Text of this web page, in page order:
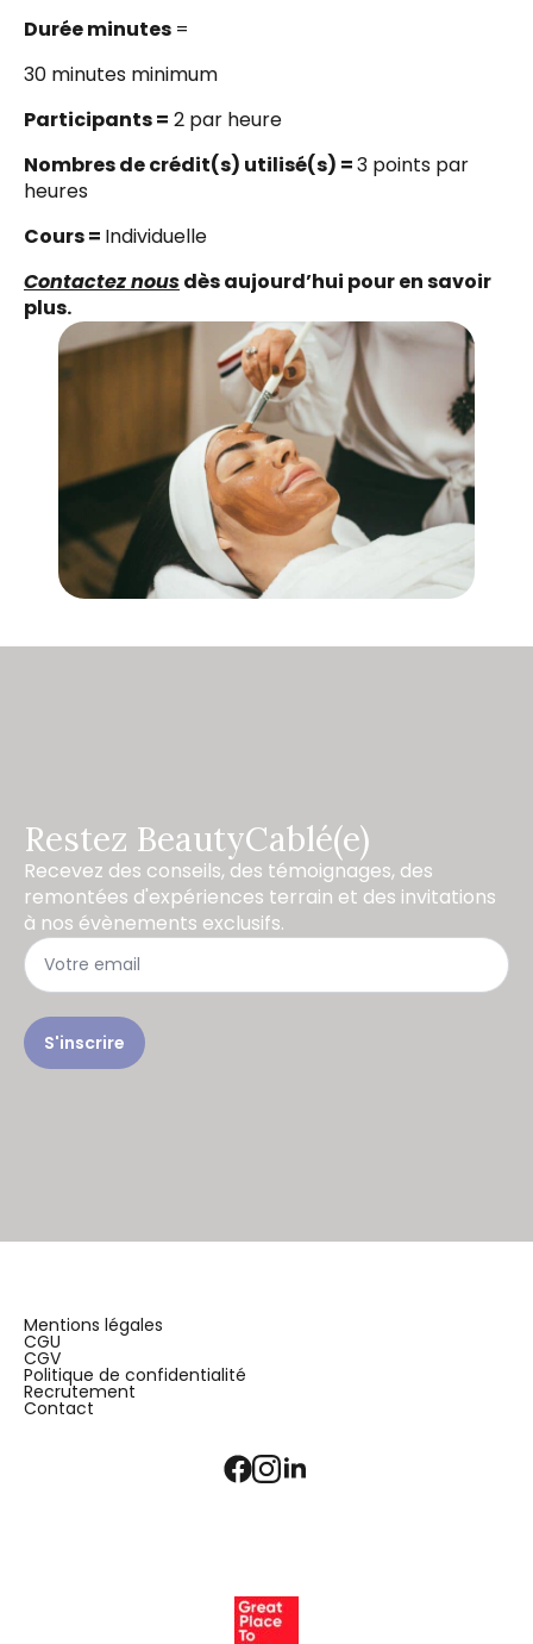
Durée minutes =
30 minutes minimum
Participants = 2 par heure
Nombres de crédit(s) utilisé(s) =3 points par
heures
Cours = Individuelle
Contactez nousdès aujourd’hui pour en savoir
plus.
Restez BeautyCablé(e)
Recevez des conseils, des témoignages, des
remontées d'expériences terrain et des invitations
à nos évènements exclusifs.
S'inscrire
Mentions légales
CGU
CGV
Politique de confidentialité
Recrutement
Contact